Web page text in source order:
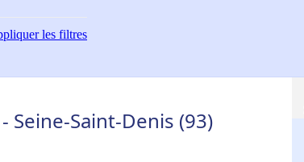
les filtres
Saint-Denis (93)